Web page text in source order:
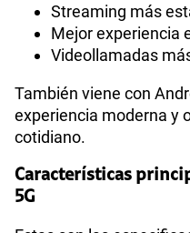
Streaming más
Mejor experiencia
Videollamadas
También viene con
experiencia moderna y
cotidiano.
Características
5G